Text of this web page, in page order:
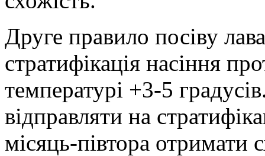
Друге правило посіву
стратифікація насіння
температурі +3-5
відправляти на
місяць-півтора отримати